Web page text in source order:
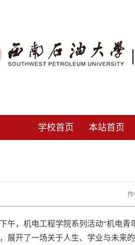
学校首页 本站首页
作
，机电工程学院系列活动“机电青
展开了一场关于人生、学业与未来